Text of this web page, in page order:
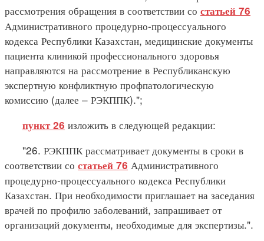
рассмотрения обращения в соответствии со статьей 76
Административного процедурно-процессуального
кодекса Республики Казахстан, медицинские документы
пациента клиникой профессионального здоровья
направляются на рассмотрение в Республиканскую
экспертную конфликтную профпатологическую
комиссию (далее – РЭКППК).";
пункт 26 изложить в следующей редакции:
"26. РЭКППК рассматривает документы в сроки в
соответствии со статьей 76 Административного
процедурно-процессуального кодекса Республики
Казахстан. При необходимости приглашает на заседания
врачей по профилю заболеваний, запрашивает от
организаций документы, необходимые для экспертизы.".